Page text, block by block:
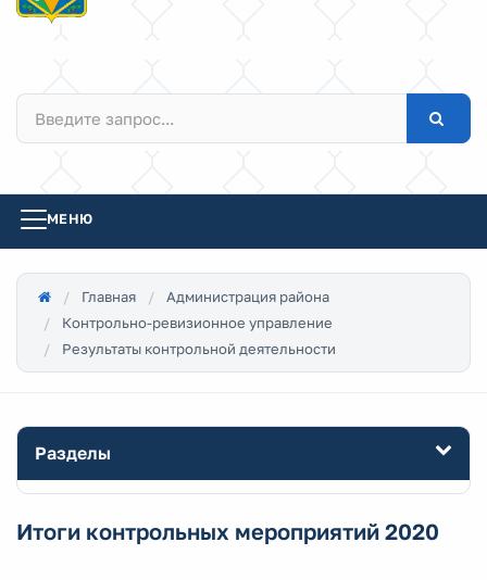
МЕНЮ
Главная
Администрация района
Контрольно-ревизионное управление
Результаты контрольной деятельности
Разделы
Итоги контрольных мероприятий 2020